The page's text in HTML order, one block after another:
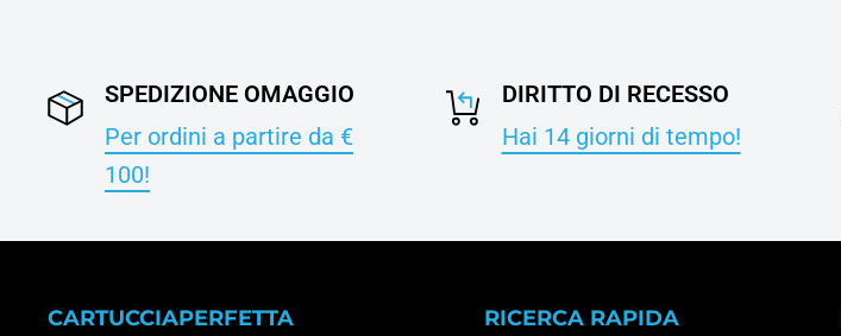
SPEDIZIONE OMAGGIO
Per ordini a partire da €
100!
DIRITTO DI RECESSO
Hai 14 giorni di tempo!
CARTUCCIAPERFETTA RICERCA RAPIDA